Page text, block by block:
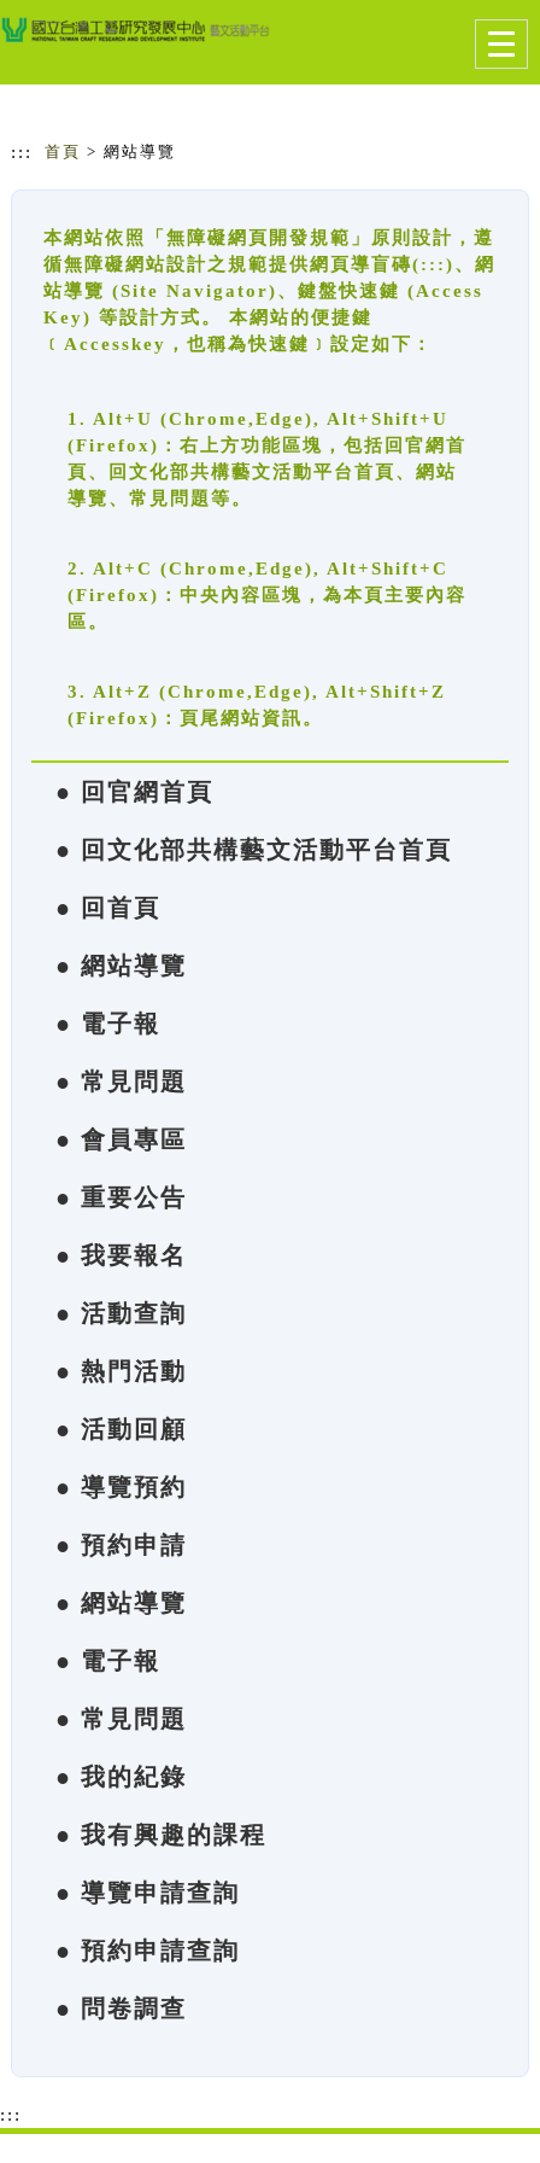
跳到主要內容
網站導覽
::: 首頁 > 網站導覽
本網站依照「無障礙網頁開發規範」原則設計，遵
循無障礙網站設計之規範提供網頁導盲磚(:::)、網
站導覽 (Site Navigator)、鍵盤快速鍵 (Access
Key) 等設計方式。 本網站的便捷鍵
﹝Accesskey，也稱為快速鍵﹞設定如下：
1. Alt+U (Chrome,Edge), Alt+Shift+U
(Firefox)：右上方功能區塊，包括回官網首
頁、回文化部共構藝文活動平台首頁、網站
導覽、常見問題等。
2. Alt+C (Chrome,Edge), Alt+Shift+C
(Firefox)：中央內容區塊，為本頁主要內容
區。
3. Alt+Z (Chrome,Edge), Alt+Shift+Z
(Firefox)：頁尾網站資訊。
● 回官網首頁
● 回文化部共構藝文活動平台首頁
● 回首頁
● 網站導覽
● 電子報
● 常見問題
● 會員專區
● 重要公告
● 我要報名
● 活動查詢
● 熱門活動
● 活動回顧
● 導覽預約
● 預約申請
● 網站導覽
● 電子報
● 常見問題
● 我的紀錄
● 我有興趣的課程
● 導覽申請查詢
● 預約申請查詢
● 問卷調查
:::